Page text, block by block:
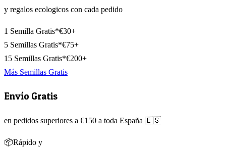
y regalos ecologicos con cada pedido
1 Semilla Gratis*€30+
5 Semillas Gratis*€75+
15 Semillas Gratis*€200+
Más Semillas Gratis
Envío Gratis
en pedidos superiores a €150 a toda España 🇪🇸
📦Rápido y